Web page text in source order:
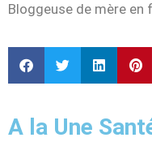
Bloggeuse de mère en
A la Une